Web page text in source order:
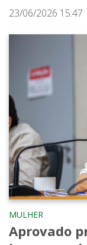
23/06/2026 15:47
MULHER
Aprovado